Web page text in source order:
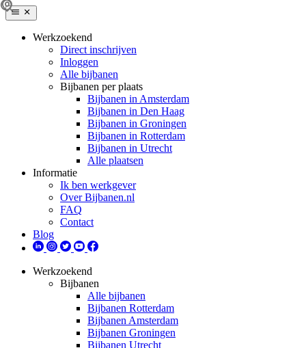
Werkzoekend
Direct inschrijven
Inloggen
Alle bijbanen
Bijbanen per plaats
Bijbanen in Amsterdam
Bijbanen in Den Haag
Bijbanen in Groningen
Bijbanen in Rotterdam
Bijbanen in Utrecht
Alle plaatsen
Informatie
Ik ben werkgever
Over Bijbanen.nl
FAQ
Contact
Blog
Werkzoekend
Bijbanen
Alle bijbanen
Bijbanen Rotterdam
Bijbanen Amsterdam
Bijbanen Groningen
Bijbanen Utrecht